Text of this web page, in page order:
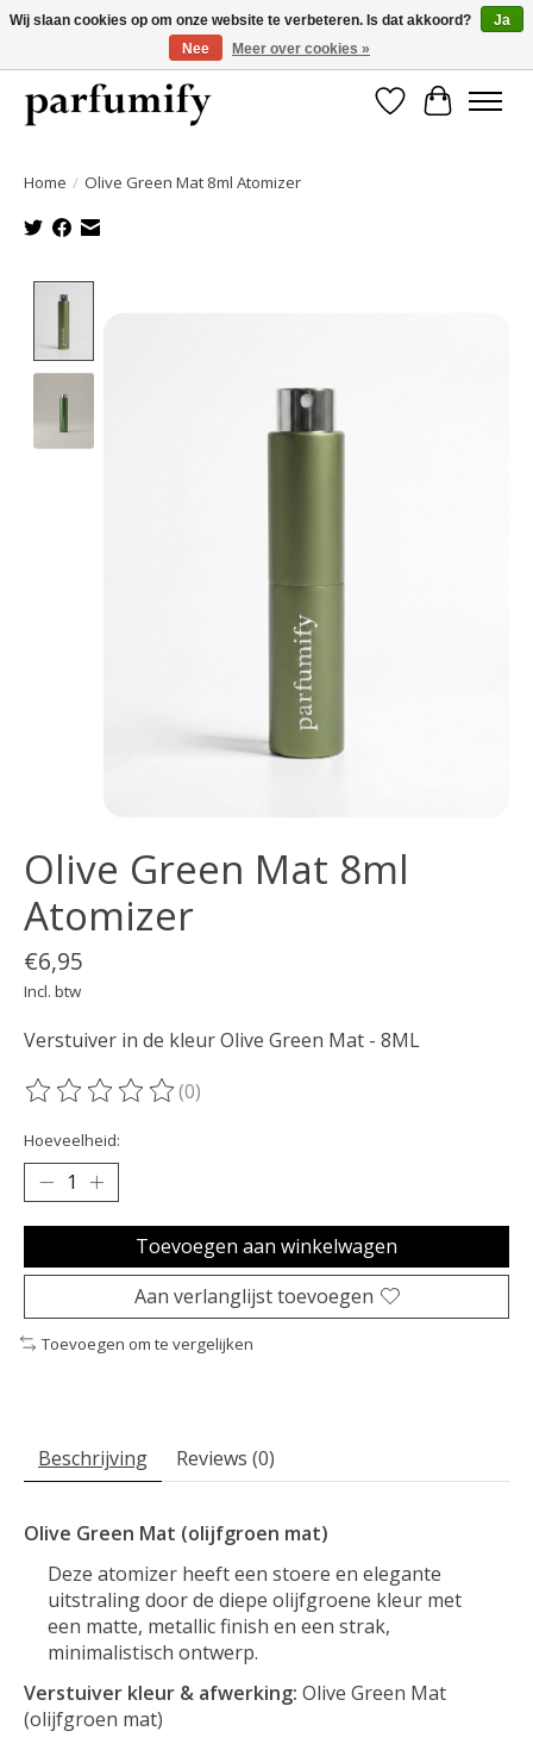
750+ Geuren | Gratis verzending | Maandelijks opzegbaar
Verlanglijst
Home / Olive Green Mat 8ml Atomizer
Olive Green Mat 8ml
Atomizer
€6,95
Incl. btw
Verstuiver in de kleur Olive Green Mat - 8ML
De beoordeling van dit product is
(0)
Hoeveelheid:
Toevoegen aan winkelwagen
Aan verlanglijst toevoegen
Toevoegen om te vergelijken
Beschrijving Reviews (0)
Olive Green Mat (olijfgroen mat)
Deze atomizer heeft een stoere en elegante
uitstraling door de diepe olijfgroene kleur met
een matte, metallic finish en een strak,
minimalistisch ontwerp.
Verstuiver kleur & afwerking: Olive Green Mat
(olijfgroen mat)
Wij slaan cookies op om onze website te verbeteren. Is dat akkoord?
Ja
Nee
Meer over cookies »